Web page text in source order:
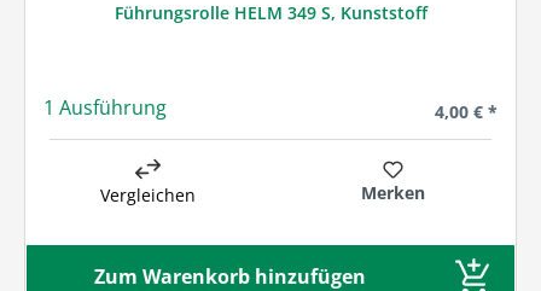
Führungsrolle HELM 349 S, Kunststoff
1 Ausführung Regulärer
4,00 € *
Vergleichen Merken
Zum Warenkorb hinzufügen